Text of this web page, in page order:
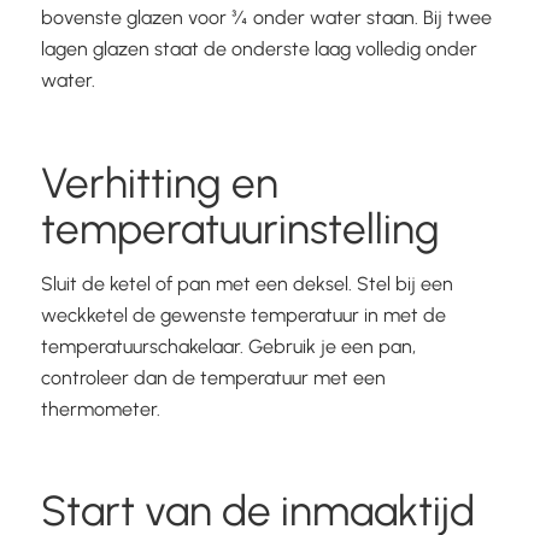
bovenste glazen voor ¾ onder water staan. Bij twee
lagen glazen staat de onderste laag volledig onder
water.
Verhitting en
temperatuurinstelling
Sluit de ketel of pan met een deksel. Stel bij een
weckketel de gewenste temperatuur in met de
temperatuurschakelaar. Gebruik je een pan,
controleer dan de temperatuur met een
thermometer.
Start van de inmaaktijd